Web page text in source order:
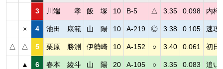
3 川端 孝 飯 塚 10 B-5 △ 3.35 0.098 内枠
× 4 池田 康範 山 陽 10 A-219 ◎ 3.38 0.105 速攻
△ △ 5 栗原 勝測 伊勢崎 10 A-152 ○ 3.40 0.061 初日
▲ 6 春本 綾斗 山 陽 20 A-105 ○ 3.35 0.083 追い